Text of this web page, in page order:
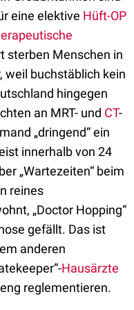
eine elektive Hüft-OP
sterben Menschen in
weil buchstäblich kein
hingegen
an MRT- und CT-
„dringend“ ein
innerhalb von 24
„Wartezeiten“ beim
reines
„Doctor Hopping“
gefällt. Das ist
anderen
Hausärzte
reglementieren.